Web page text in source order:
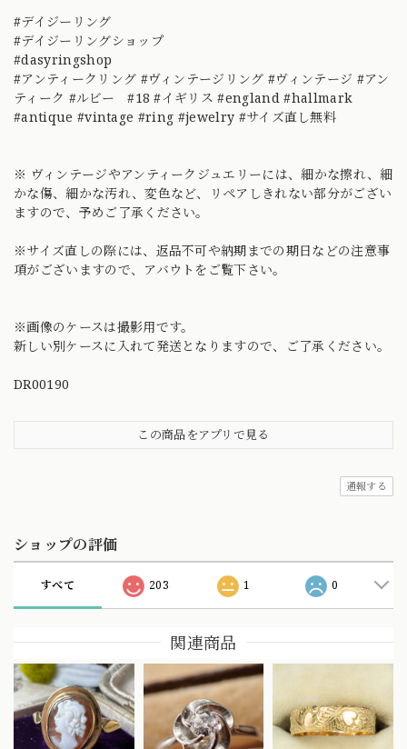
#デイジーリング
#デイジーリングショップ
#dasyringshop
#アンティークリング #ヴィンテージリング #ヴィンテージ #アン
ティーク #ルビー #18 #イギリス #england #hallmark
#antique #vintage #ring #jewelry #サイズ直し無料
※ ヴィンテージやアンティークジュエリーには、細かな擦れ、細
かな傷、細かな汚れ、変色など、リペアしきれない部分がござい
ますので、予めご了承ください。
※サイズ直しの際には、返品不可や納期までの期日などの注意事
項がございますので、アバウトをご覧下さい。
※画像のケースは撮影用です。
新しい別ケースに入れて発送となりますので、ご了承ください。
DR00190
この商品をアプリで見る
通報する
ショップの評価
すべて 203 1 0
関連商品